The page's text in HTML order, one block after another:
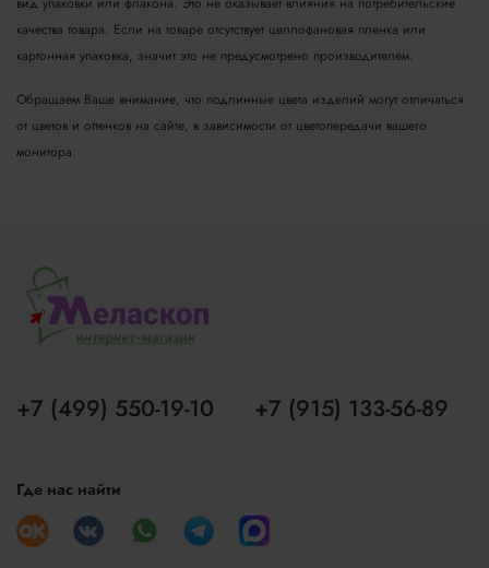
качества товара. Если на товаре отсутствует целлофановая пленка или
картонная упаковка, значит это не предусмотрено производителем.
Обращаем Ваше внимание, что подлинные цвета изделий могут отличаться
от цветов и оттенков на сайте, в зависимости от цветопередачи вашего
монитора.
+7 (499) 550-19-10 +7 (915) 133-56-89
Где нас найти